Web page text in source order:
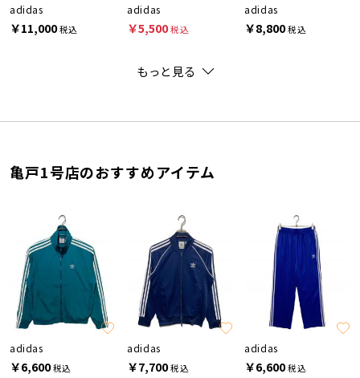
adidas
￥11,000税込
adidas
￥5,500税込
adidas
￥8,800税込
もっと見る
亀戸1号店のおすすめアイテム
adidas
￥6,600税込
adidas
￥7,700税込
adidas
￥6,600税込